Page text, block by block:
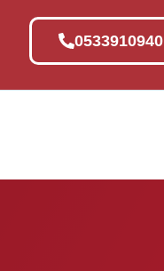
0533910940